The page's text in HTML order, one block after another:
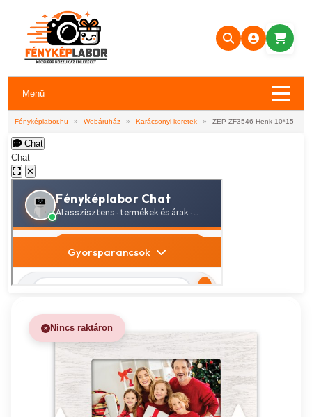
Menü
Fényképlabor.hu » Webáruház » Karácsonyi keretek » ZEP ZF3546 Henk 10*15
Chat
Chat
✕
Nincs raktáron